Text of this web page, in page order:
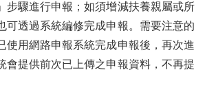
步驟進行申報；如須增減扶養親屬或所
可透過系統編修完成申報。需要注意的
使用網路申報系統完成申報後，再次進
會提供前次已上傳之申報資料，不再提